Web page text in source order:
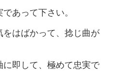
あって下さい。
はばかって、捻じ曲が
即して、極めて忠実で